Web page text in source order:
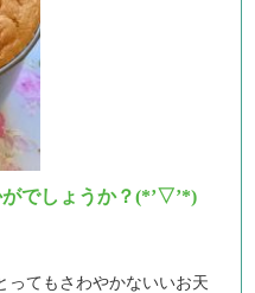
でしょうか？(*’▽’*)
ってもさわやかないいお天